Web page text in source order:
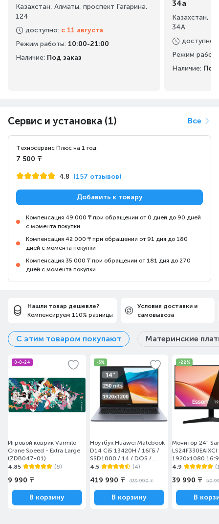
Казахстан, Алматы, проспект Гагарина,
124
доступно: с 11 августа
Режим работы: 10:00-21:00
Наличие: Под заказ
34а
Казахстан,
34А
доступно
Режим
Наличие: Под
Сервис и установка (1) Все
Техносервис Плюс на 1 год
7 500 ₸
4.8 (157 отзывов)
Добавить к товару
Компенсация 49 000 ₸ при обращении от 0 дней до 90 дней
с момента покупки
Компенсация 42 000 ₸ при обращении от 91 дня до 180
дней с момента покупки
Компенсация 35 000 ₸ при обращении от 181 дня до 270
дней с момента покупки
Нашли товар дешевле?
Компенсируем 110% разницы
Условия доставки и
самовывоза
С этим товаром покупают Материнские
0-0-24
Игровой коврик Varmilo
Crane Speed - Extra Large
(ZDB047-01)
4.85
(8)
9 990 ₸
В корзину
-5%
Ноутбук Huawei Matebook
D14 Ci5 13420H / 16ГБ /
SSD1000 / 14 / DOS /
(MendelG-W5611D/DOS)
4.5 (4)
419 990 ₸ 439 990 ₸
В корзину
-22%
Монитор 24"
LS24F330EAIXCI
1920x1080
(HDMI+DP) Black
4.9
39 990 ₸ 50
В